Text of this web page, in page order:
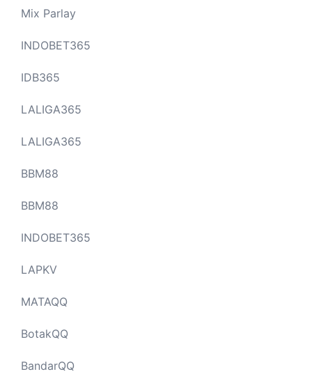
Mix Parlay
INDOBET365
IDB365
LALIGA365
LALIGA365
BBM88
BBM88
INDOBET365
LAPKV
MATAQQ
BotakQQ
BandarQQ